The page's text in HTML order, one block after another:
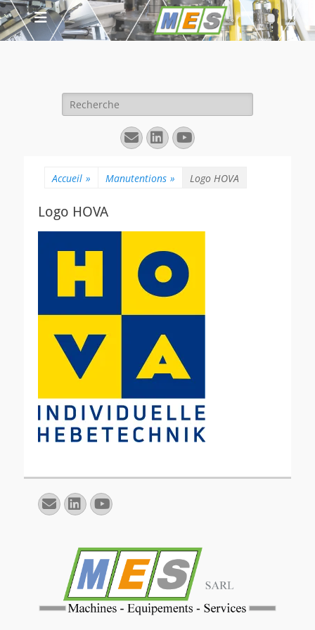
Rechercher :
E-
mail
Linkedin
YouTube
Accueil » Manutentions » Logo HOVA
Logo HOVA
E-
mail
Linkedin
YouTube